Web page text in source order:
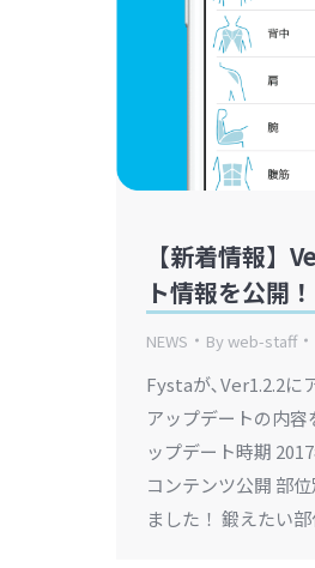
【新着情報】
ト情報を公開！
NEWS Byweb-staff
Fystaが､Ver1.2.2に
アップデートの内
ップデート時期
コンテンツ公開 部
ました！ 鍛えたい